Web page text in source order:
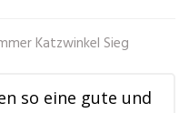
Katzwinkel Sieg
so eine gute und